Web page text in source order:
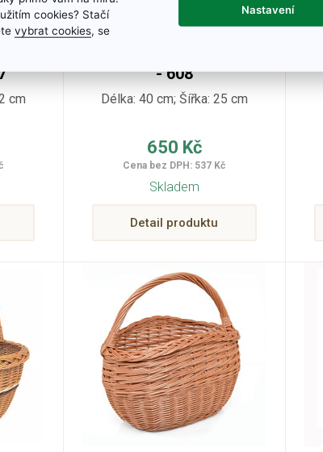
cm
- 608
Délka: 40 cm; Šířka: 25 cm
650 Kč
Cena bez DPH: 537 Kč
Skladem
Detail produktu
cookies? Stačí
vybrat cookies, se
Nastavení